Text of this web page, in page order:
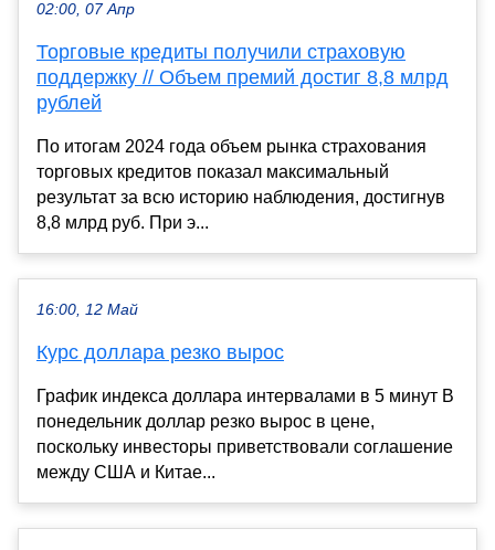
02:00, 07 Апр
Торговые кредиты получили страховую
поддержку // Объем премий достиг 8,8 млрд
рублей
По итогам 2024 года объем рынка страхования
торговых кредитов показал максимальный
результат за всю историю наблюдения, достигнув
8,8 млрд руб. При э...
16:00, 12 Май
Курс доллара резко вырос
График индекса доллара интервалами в 5 минут В
понедельник доллар резко вырос в цене,
поскольку инвесторы приветствовали соглашение
между США и Китае...